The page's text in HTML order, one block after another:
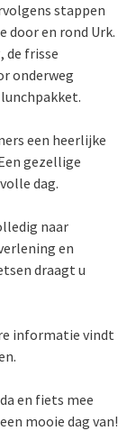
stappen
door en rond Urk.
de frisse
onderweg
een heerlijke
gezellige
dag.
naar
en
draagt u
informatie vindt
en fiets mee
mooie dag van!